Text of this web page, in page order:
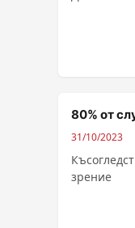
80% от
31/10/2023
зрение